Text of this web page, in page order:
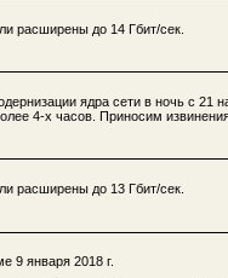
расширены до 14 Гбит/сек.
ядра сети в ночь с 21
4-х часов. Приносим
расширены до 13 Гбит/сек.
9 января 2018 г.